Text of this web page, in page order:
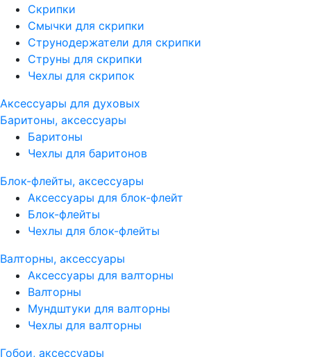
Скрипки
Смычки для скрипки
Струнодержатели для скрипки
Струны для скрипки
Чехлы для скрипок
Аксессуары для духовых
Баритоны, аксессуары
Баритоны
Чехлы для баритонов
Блок-флейты, аксессуары
Аксессуары для блок-флейт
Блок-флейты
Чехлы для блок-флейты
Валторны, аксессуары
Аксессуары для валторны
Валторны
Мундштуки для валторны
Чехлы для валторны
Гобои, аксессуары